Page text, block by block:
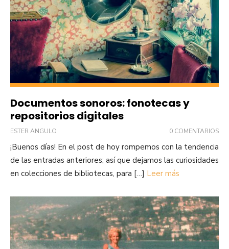
Documentos sonoros: fonotecas y
repositorios digitales
ESTER ANGULO 0 COMENTARIOS
¡Buenos días! En el post de hoy rompemos con la tendencia
de las entradas anteriores; así que dejamos las curiosidades
en colecciones de bibliotecas, para […] Leer más